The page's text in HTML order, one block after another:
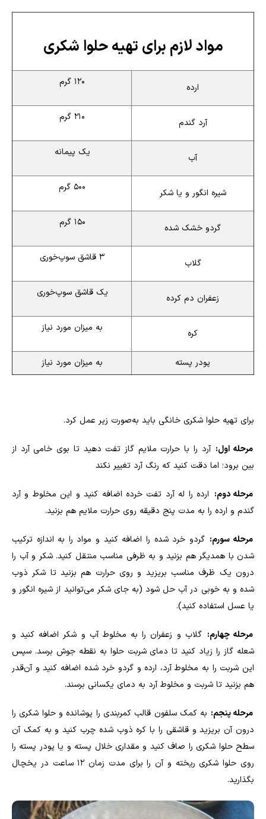
مواد لازم برای تهیه حلوا شکری
ارده ۱۲۰ گرم
آرد گندم ۲۱۰ گرم
آب یک پیمانه
شیره انگور و یا شکر ۵۰۰ گرم
گردو خشک شده ۱۵۰ گرم
گلاب ۳ قاشق سوپ‌خوری
زعفران دم کرده یک قاشق سوپ‌خوری
کره به میزان مورد نیاز
پودر پسته به میزان مورد نیاز
برای تهیه حلوا شکری خانگی باید به‌صورت زیر عمل کرد.
مرحله اول: آرد را با حرارت ملایم گاز تفت دهید تا بوی خامی آرد از
بین برود؛ اما دقت کنید که رنگ آرد تغییر نکند
مرحله دوم: ارده را له آرد تفت خرده اضافه کنید و این مخلوط و آرد
گندم و ارده را به مدت پنج دقیقه روی حرارت ملایم هم بزنید.
مرحله سورم: گردو خرد شده را اضافه کنید و مواد را به اندازه ترکیب
شدن با همدیگر هم بزنید و به ظرفی مناسب منتقل کنید. شکر و آب را
درون یک ظرف مناسب بریزید و روی حرارت هم بزنید تا شکر ذوب
شده و به خوبی در آب حل شود (به جای شکر می‌توانید از شیره انگور و
یا عسل استفاده کنید).
مرحله چهارم: گلاب و زعفران را به مخلوط آب و شکر اضافه کنید و
شعله گاز را زیاد کنید تا دمای شربت حلوا به نقطه جوش برسد. سپس
این شربت را به مخلوط آرد، ارده و گردو خرد شده اضافه کنید و آن‌قدر
هم بزنید تا شربت و مخلوط آرد به دمای یکسانی برسند.
مرحله پنجم: به کمک سلفون قالب کمربندی را پوشانده و حلوا شکری را
درون آن بریزید و قاشقی را با کره ذوب شده چرب کنید و به کمک آن
سطح حلوا شکری را صاف کنید و مقداری خلال پسته و یا پودر پسته را
روی حلوا شکری ریخته و آن را برای مدت زمان ۱۲ ساعت در یخچال
بگذارید.